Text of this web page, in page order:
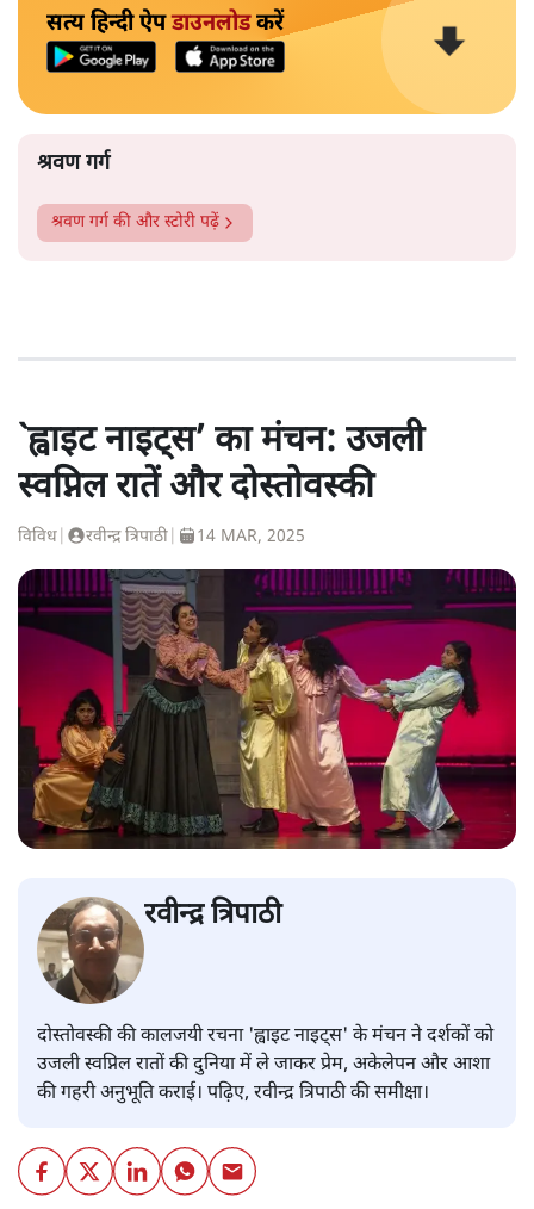
सत्य हिन्दी ऐपडाउनलोडकरें
श्रवण गर्ग
श्रवण गर्ग की और स्टोरी पढ़ें
`ह्वाइट नाइट्स’ का मंचन: उजली
स्वप्निल रातें और दोस्तोवस्की
विविध रवीन्द्र त्रिपाठी 14 MAR, 2025
रवीन्द्र त्रिपाठी
दोस्तोवस्की की कालजयी रचना 'ह्वाइट नाइट्स' के मंचन ने दर्शकों को
उजली स्वप्निल रातों की दुनिया में ले जाकर प्रेम, अकेलेपन और आशा
की गहरी अनुभूति कराई। पढ़िए, रवीन्द्र त्रिपाठी की समीक्षा।